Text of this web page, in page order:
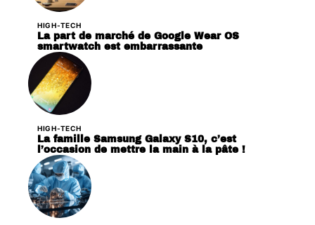
HIGH-TECH
La part de marché de Google Wear OS
smartwatch est embarrassante
HIGH-TECH
La famille Samsung Galaxy S10, c’est
l’occasion de mettre la main à la pâte !